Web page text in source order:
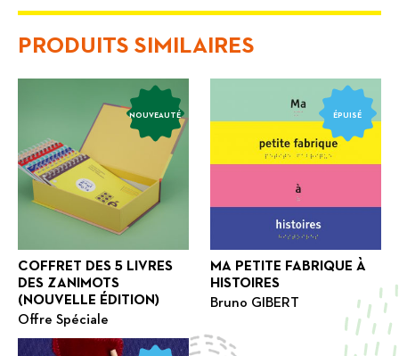
PRODUITS SIMILAIRES
COFFRET DES 5 LIVRES
DES ZANIMOTS
(NOUVELLE ÉDITION)
Offre Spéciale
NOUVEAUTÉ
MA PETITE FABRIQUE À
HISTOIRES
Bruno GIBERT
ÉPUISÉ